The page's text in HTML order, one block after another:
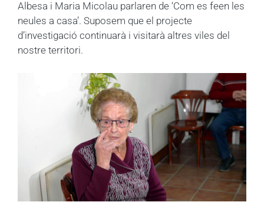
Albesa i Maria Micolau parlaren de ‘Com es feen les
neules a casa’. Suposem que el projecte
d’investigació continuarà i visitarà altres viles del
nostre territori.